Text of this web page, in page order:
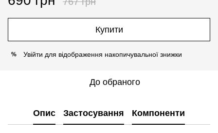
Купити
% Увійти для відображення накопичувальної знижки
До обраного
Опис Застосування Компоненти